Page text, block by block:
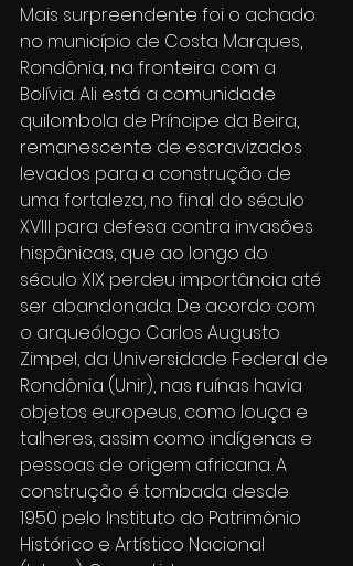
Mais surpreendente foi o achado
no município de Costa Marques,
Rondônia, na fronteira com a
Bolívia. Ali está a comunidade
quilombola de Príncipe da Beira,
remanescente de escravizados
levados para a construção de
uma fortaleza, no final do século
XVIII para defesa contra invasões
hispânicas, que ao longo do
século XIX perdeu importância até
ser abandonada. De acordo com
o arqueólogo Carlos Augusto
Zimpel, da Universidade Federal de
Rondônia (Unir), nas ruínas havia
objetos europeus, como louça e
talheres, assim como indígenas e
pessoas de origem africana. A
construção é tombada desde
1950 pelo Instituto do Patrimônio
Histórico e Artístico Nacional